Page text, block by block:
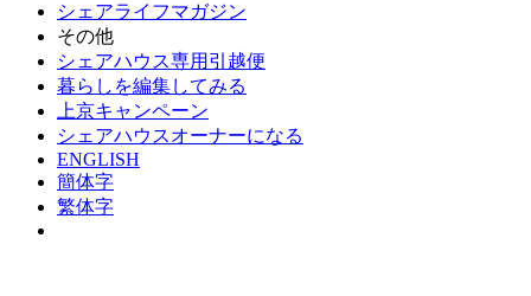
シェアライフマガジン
その他
シェアハウス専用引越便
暮らしを編集してみる
上京キャンペーン
シェアハウスオーナーになる
ENGLISH
簡体字
繁体字